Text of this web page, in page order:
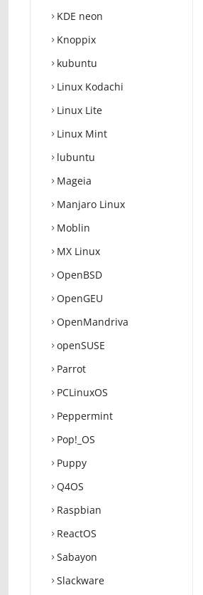
KDE neon
Knoppix
kubuntu
Linux Kodachi
Linux Lite
Linux Mint
lubuntu
Mageia
Manjaro Linux
Moblin
MX Linux
OpenBSD
OpenGEU
OpenMandriva
openSUSE
Parrot
PCLinuxOS
Peppermint
Pop!_OS
Puppy
Q4OS
Raspbian
ReactOS
Sabayon
Slackware